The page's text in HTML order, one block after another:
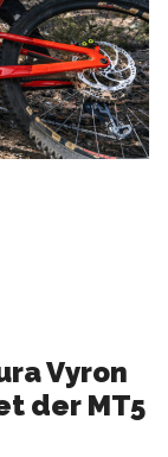
Vyron
der MT5